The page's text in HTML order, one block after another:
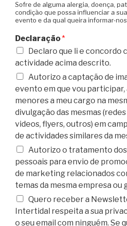
Sofre de alguma alergia, doença,
condição que possa influenciar a
evento e da qual queira informar-
Declaração*
Declaro que li e concordo
actividade acima descrito.
Autorizo a captação de
evento em que vou participar,
menores a meu cargo na
divulgação das mesmas
videos, flyers, outros) em
de actividades similares da
Autorizo o tratamento dos
pessoais para envio de
de marketing relacionados
temas da mesma empresa ou
Quero receber a
Intertidal respeita a sua
o seu email com ninguém. Se